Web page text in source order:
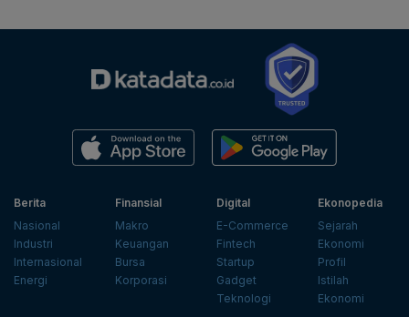
Berita
Nasional
Industri
Internasional
Energi
Finansial
Makro
Keuangan
Bursa
Korporasi
Digital
E-Commerce
Fintech
Startup
Gadget
Teknologi
Ekonopedia
Sejarah
Ekonomi
Profil
Istilah
Ekonomi